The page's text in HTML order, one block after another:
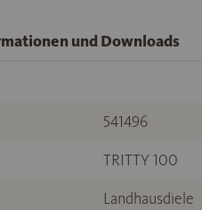
und Downloads
541496
TRITTY 100
Landhausdiele